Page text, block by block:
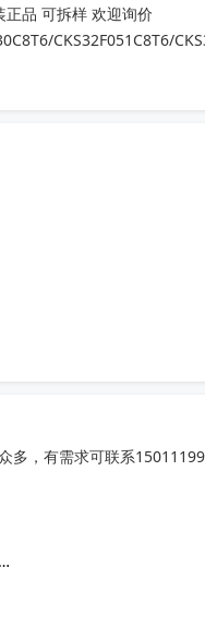
104YG2B
XS9950
TL494IDR
芯，红芯微
电元等品牌
号现货欢迎咨询
CKS32F051C8T6/
多，有需求可联系